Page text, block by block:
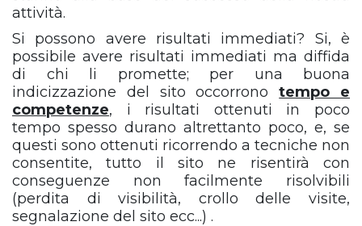
attività.
Si possono avere risultati immediati? Si, è
possibile avere risultati immediati ma diffida
di chi li promette; per una buona
indicizzazione del sito occorronotempo e
competenze, i risultati ottenuti in poco
tempo spesso durano altrettanto poco, e, se
questi sono ottenuti ricorrendo a tecniche non
consentite, tutto il sito ne risentirà con
conseguenze non facilmente risolvibili
(perdita di visibilità, crollo delle visite,
segnalazione del sito ecc...) .